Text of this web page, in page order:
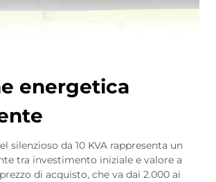
energetica
silenzioso da 10 KVA rappresenta un
tra investimento iniziale e valore a
di acquisto, che va dai 2.000 ai